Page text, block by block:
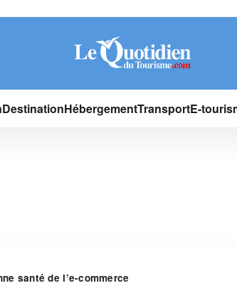
DestinationHébergementTransportE-
santé de l’e-commerce